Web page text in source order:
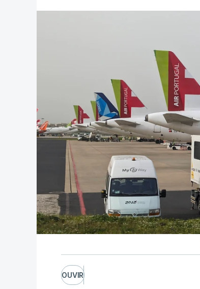
OUVIR